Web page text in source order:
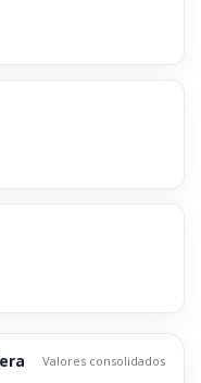
Valores consolidados